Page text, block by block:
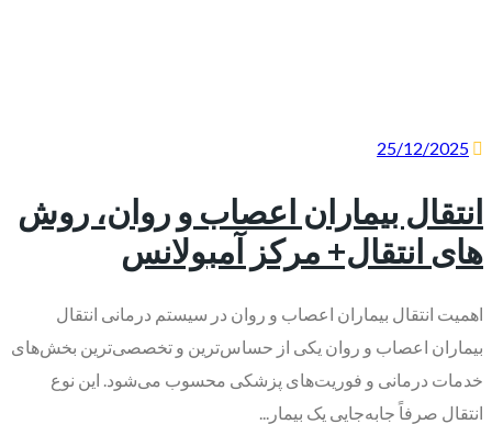
25/12/2025
انتقال بیماران اعصاب و روان، روش
های انتقال+ مرکز آمبولانس
اهمیت انتقال بیماران اعصاب و روان در سیستم درمانی انتقال
بیماران اعصاب و روان یکی از حساس‌ترین و تخصصی‌ترین بخش‌های
خدمات درمانی و فوریت‌های پزشکی محسوب می‌شود. این نوع
انتقال صرفاً جابه‌جایی یک بیمار...